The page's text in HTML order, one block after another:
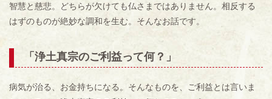
智慧と慈悲。どちらが欠けても仏さまではありません。相反する
はずのものが絶妙な調和を生む。そんなお話です。
「浄土真宗のご利益って何？ 」
病気が治る、お金持ちになる。そんなものを、ご利益とは言いま